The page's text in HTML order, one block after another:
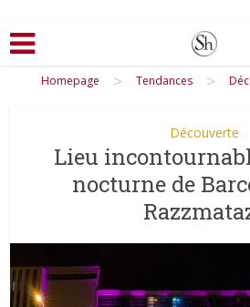
Homepage > Tendances >
Découverte
Lieu
nocturne de